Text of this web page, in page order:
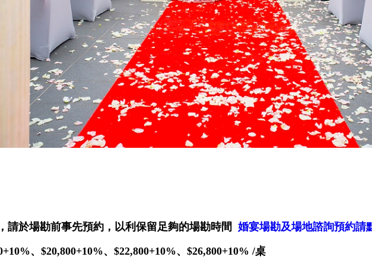
請於場勘前事先預約，以利保留足夠的場勘時間 婚宴場勘及場地諮詢預約請
、$20,800+10%、$22,800+10%、$26,800+10% /桌